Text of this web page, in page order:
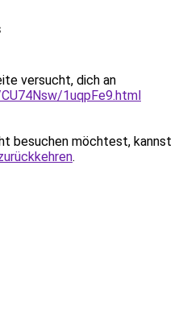
versucht, dich an
1uqpFe9.html
besuchen möchtest, kannst
.